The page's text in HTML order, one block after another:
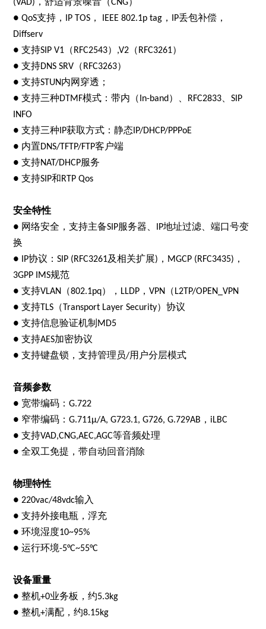
(VAD) CNG
● QoS支持， IP TOS ， IEEE 802.1p tag ， IP丢包补偿，
Diffserv
●支持SIP V1 （RFC2543） ,V2 （RFC3261）
●支持DNS SRV （RFC3263）
●支持STUN内网穿透；
●支持三种DTMF模式：带内（In-band）、 RFC2833 、SIP
INFO
●支持三种IP获取方式：静态IP/DHCP/PPPoE
● 内置DNS/TFTP/FTP客户端
●支持NAT/DHCP服务
●支持SIP和RTP Qos
安全特性
● 网络安全，支持主备SIP服务器、 IP地址过滤、端口号变
换
● IP协议：SIP (RFC3261及相关扩展) ， MGCP (RFC3435) ，
3GPP IMS规范
●支持VLAN （802.1pq）， LLDP ，VPN （L2TP/OPEN_VPN
●支持TLS （Transport Layer Security）协议
●支持信息验证机制 MD5
●支持AES加密协议
●支持键盘锁，支持管理员/用户分层模式
音频参数
● 宽带编码：G.722
● 窄带编码：G.711μ/A, G723.1, G726, G.729AB ， iLBC
●支持VAD,CNG,AEC,AGC等音频处理
●全双工免提，带自动回音消除
物理特性
● 220vac/48vdc输入
●支持外接电瓶，浮充
●环境湿度10~95%
●运行环境-5°C~55°C
设备重量
●整机+0业务板，约5.3kg
●整机+满配，约8.15kg